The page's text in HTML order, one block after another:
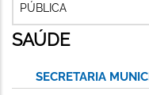
PÚBLICA
SAÚDE
SECRETARIA